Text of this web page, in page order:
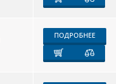
ПОДРОБНЕЕ